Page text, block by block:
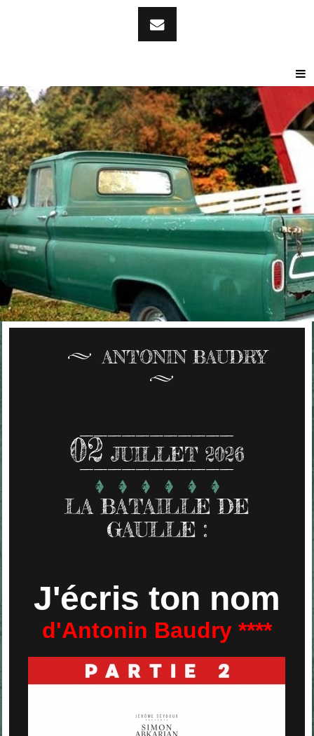
ANTONIN BAUDRY
02 JUILLET 2026
LA BATAILLE DE
GAULLE :
J'écris ton nom
d'Antonin Baudry ****